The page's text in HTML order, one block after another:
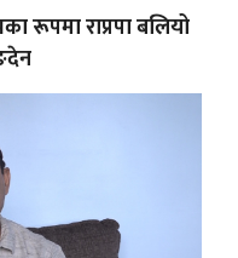
रूपमा राप्रपा बलियो